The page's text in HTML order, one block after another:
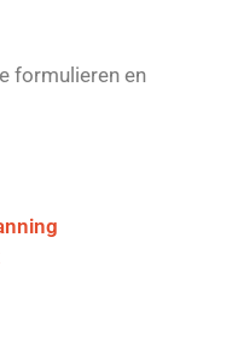
formulieren en